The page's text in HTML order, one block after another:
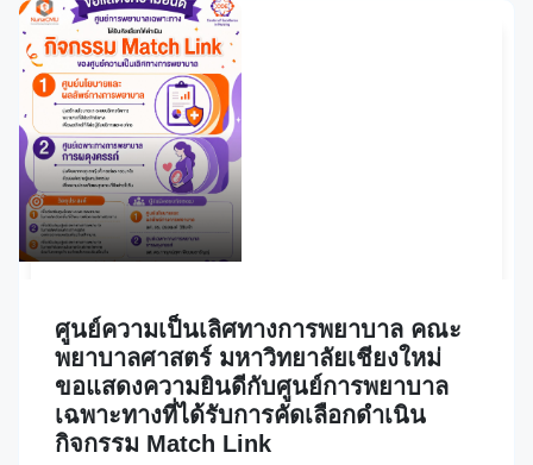
ศูนย์ความเป็นเลิศทางการพยาบาล คณะ
พยาบาลศาสตร์ มหาวิทยาลัยเชียงใหม่
ขอแสดงความยินดีกับศูนย์การพยาบาล
เฉพาะทางที่ได้รับการคัดเลือกดำเนิน
กิจกรรม Match Link